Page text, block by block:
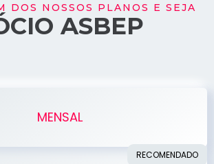
DOS NOSSOS PLANOS E SEJA
ASBEP
MENSAL